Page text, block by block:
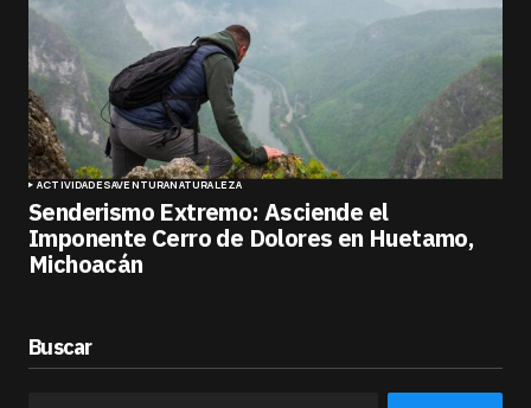
ACTIVIDADESAVENTURANATURALEZA
Senderismo Extremo: Asciende el
Imponente Cerro de Dolores en Huetamo,
Michoacán
Buscar